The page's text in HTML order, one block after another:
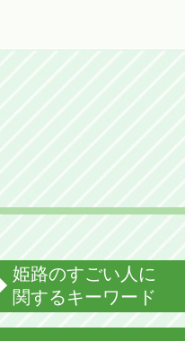
姫路のすごい人に
関するキーワード